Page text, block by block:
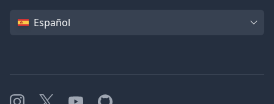
IdiomaEspañol
Instagram
X YouTubeGitHub